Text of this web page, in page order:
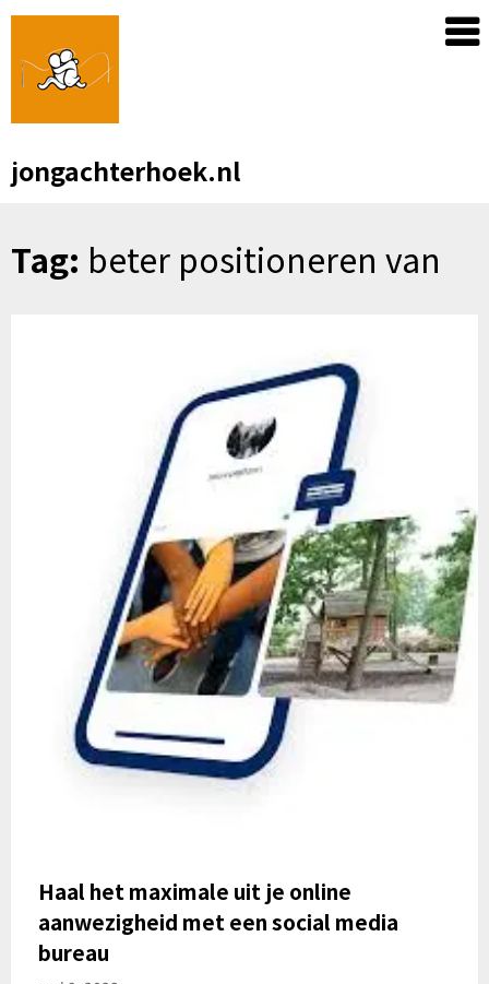
Skip
content
jongachterhoek.nl
Tag: beter positioneren van
Haal het maximale uit je online
aanwezigheid met een social media
bureau